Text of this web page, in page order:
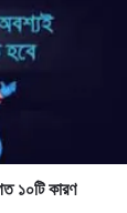
১০টি কারণ